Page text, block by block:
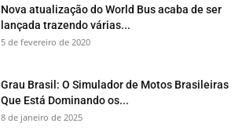
Nova atualização do World Bus acaba de ser
lançada trazendo várias...
5 de fevereiro de 2020
Grau Brasil: O Simulador de Motos Brasileiras
Que Está Dominando os...
8 de janeiro de 2025